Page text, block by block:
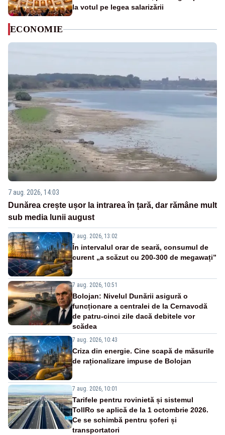
la votul pe legea salarizării
ECONOMIE
7 aug. 2026, 14:03
Dunărea crește ușor la intrarea în țară, dar rămâne mult
sub media lunii august
7 aug. 2026, 13:02
În intervalul orar de seară, consumul de
curent „a scăzut cu 200-300 de megawați”
7 aug. 2026, 10:51
Bolojan: Nivelul Dunării asigură o
funcționare a centralei de la Cernavodă
de patru-cinci zile dacă debitele vor
scădea
7 aug. 2026, 10:43
Criza din energie. Cine scapă de măsurile
de raționalizare impuse de Bolojan
7 aug. 2026, 10:01
Tarifele pentru rovinietă și sistemul
TollRo se aplică de la 1 octombrie 2026.
Ce se schimbă pentru șoferi și
transportatori